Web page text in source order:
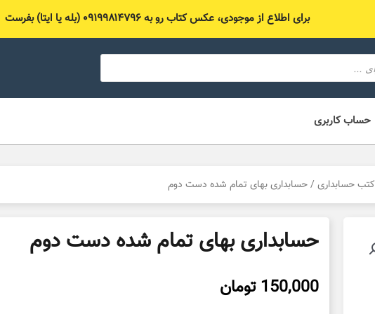
برای اطلاع از موجودی، عکس کتاب رو به ۰۹۱۹۹۸۱۴۷۹۶ (بله یا ایتا) بفرست
حساب کاربری
کتب حسابداری / حسابداری بهای تمام شده دست دوم
حسابداری بهای تمام شده دست دوم
150,000 تومان